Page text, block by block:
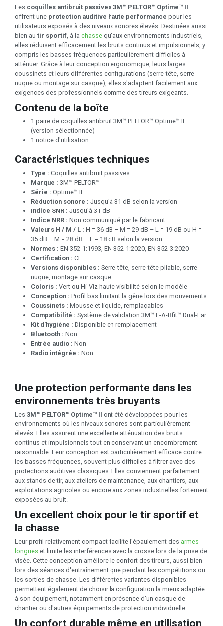
Les coquilles antibruit passives 3M™ PELTOR™ Optime™ II
offrent une protection auditive haute performance pour les
utilisateurs exposés à des niveaux sonores élevés. Destinées aussi
bien au tir sportif , à la chasse qu'aux environnements industriels,
elles réduisent efficacement les bruits continus et impulsionnels, y
compris les basses fréquences particulièrement difficiles à
atténuer. Grâce à leur conception ergonomique, leurs larges
coussinets et leurs différentes configurations (serre-tête, serre-
nuque ou montage sur casque), elles s'adaptent facilement aux
exigences des professionnels comme des tireurs exigeants.
Contenu de la boîte
1 paire de coquilles antibruit 3M™ PELTOR™ Optime™ II
(version sélectionnée)
1 notice d'utilisation
Caractéristiques techniques
Type : Coquilles antibruit passives
Marque : 3M™ PELTOR™
Série : Optime™ II
Réduction sonore : Jusqu'à 31 dB selon la version
Indice SNR : Jusqu'à 31 dB
Indice NRR : Non communiqué par le fabricant
Valeurs H / M / L : H = 36 dB – M = 29 dB – L = 19 dB ou H =
35 dB – M = 28 dB – L = 18 dB selon la version
Normes : EN 352-1:1993, EN 352-1:2020, EN 352-3:2020
Certification : CE
Versions disponibles : Serre-tête, serre-tête pliable, serre-
nuque, montage sur casque
Coloris : Vert ou Hi-Viz haute visibilité selon le modèle
Conception : Profil bas limitant la gêne lors des mouvements
Coussinets : Mousse et liquide, remplaçables
Compatibilité : Système de validation 3M™ E-A-Rfit™ Dual-Ear
Kit d'hygiène : Disponible en remplacement
Bluetooth : Non
Entrée audio : Non
Radio intégrée : Non
Une protection performante dans les
environnements très bruyants
Les 3M™ PELTOR™ Optime™ II ont été développées pour les
environnements où les niveaux sonores sont particulièrement
élevés. Elles assurent une excellente atténuation des bruits
continus et impulsionnels tout en conservant un encombrement
raisonnable. Leur conception est particulièrement efficace contre
les basses fréquences, souvent plus difficiles à filtrer avec des
protections auditives classiques. Elles conviennent parfaitement
aux stands de tir, aux ateliers de maintenance, aux chantiers, aux
exploitations agricoles ou encore aux zones industrielles fortement
exposées au bruit.
Un excellent choix pour le tir sportif et
la chasse
Leur profil relativement compact facilite l'épaulement des armes
longues et limite les interférences avec la crosse lors de la prise de
visée. Cette conception améliore le confort des tireurs, aussi bien
lors des séances d'entraînement que pendant les compétitions ou
les sorties de chasse. Les différentes variantes disponibles
permettent également de choisir la configuration la mieux adaptée
à son équipement, notamment en présence d'un casque de
chantier ou d'autres équipements de protection individuelle.
Un confort durable même en utilisation